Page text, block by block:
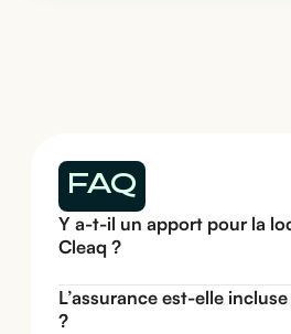
FAQ
Y a-t-il un apport pour la
Cleaq ?
L’assurance est-elle
?